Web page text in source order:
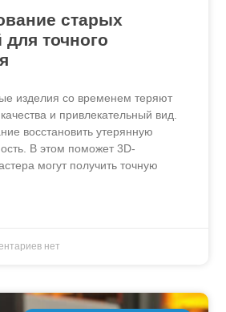
старых
точного
изделия со временем теряют
и привлекательный вид.
восстановить утерянную
В этом поможет 3D-
могут получить точную
нет